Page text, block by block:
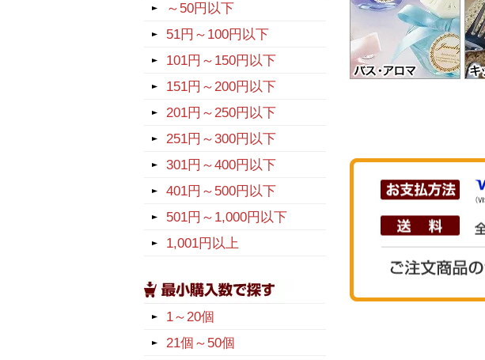
～50円以下
51円～100円以下
101円～150円以下
151円～200円以下
201円～250円以下
251円～300円以下
301円～400円以下
401円～500円以下
501円～1,000円以下
1,001円以上
1～20個
21個～50個